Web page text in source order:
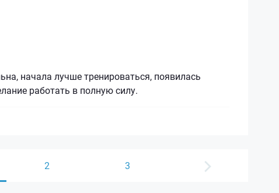
начала лучше тренироваться, появилась
работать в полную силу.
2 3